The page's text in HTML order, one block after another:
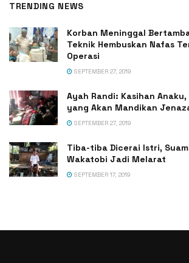
TRENDING NEWS
Korban Meninggal
Teknik Hembuskan Nafas
Operasi
SEPTEMBER 27, 2019
Ayah Randi: Kasihan
yang Akan Mandikan
SEPTEMBER 27, 2019
Tiba-tiba Dicerai Istri,
Wakatobi Jadi Melarat
SEPTEMBER 17, 2019